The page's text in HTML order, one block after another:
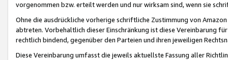
vorgenommen bzw. erteilt werden und nur wirksam sind, wenn sie
Ohne die ausdrückliche vorherige schriftliche Zustimmung von
abtreten. Vorbehaltlich dieser Einschränkung ist diese Vereinbarung
rechtlich bindend, gegenüber den Parteien und ihren jeweiligen
Diese Vereinbarung umfasst die jeweils aktuellste Fassung aller